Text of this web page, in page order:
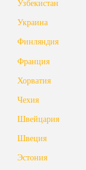
Узбекистан
Украина
Финляндия
Франция
Хорватия
Чехия
Швейцария
Швеция
Эстония